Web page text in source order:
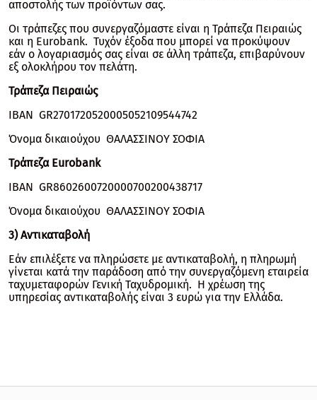
αποστολής των προϊόντων σας.
Οι τράπεζες που συνεργαζόμαστε είναι η Τράπεζα Πειραιώς
και η Eurobank. Τυχόν έξοδα που μπορεί να προκύψουν
εάν ο λογαριασμός σας είναι σε άλλη τράπεζα, επιβαρύνουν
εξ ολοκλήρου τον πελάτη.
Τράπεζα Πειραιώς
IBAN GR2701720520005052109544742
Όνομα δικαιούχου ΘΑΛΑΣΣΙΝΟΥ ΣΟΦΙΑ
Τράπεζα Eurobank
IBAN GR8602600720000700200438717
Όνομα δικαιούχου ΘΑΛΑΣΣΙΝΟΥ ΣΟΦΙΑ
3) Αντικαταβολή
Εάν επιλέξετε να πληρώσετε με αντικαταβολή, η πληρωμή
γίνεται κατά την παράδοση από την συνεργαζόμενη εταιρεία
ταχυμεταφορών Γενική Ταχυδρομική. Η χρέωση της
υπηρεσίας αντικαταβολής είναι 3 ευρώ για την Ελλάδα.